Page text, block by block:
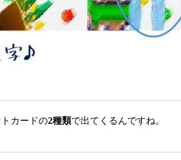
カードの2種類で出てくるんですね。